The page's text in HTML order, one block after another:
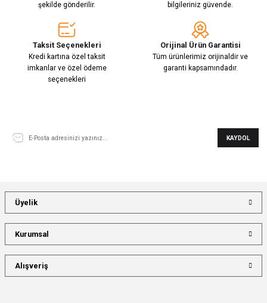
şekilde gönderilir.
bilgileriniz güvende.
Taksit Seçenekleri
Kredi kartına özel taksit
imkanlar ve özel ödeme
seçenekleri
Orijinal Ürün Garantisi
Tüm ürünlerimiz orijinaldir ve
garanti kapsamındadır.
KAYDOL
Üyelik
Kurumsal
Alışveriş